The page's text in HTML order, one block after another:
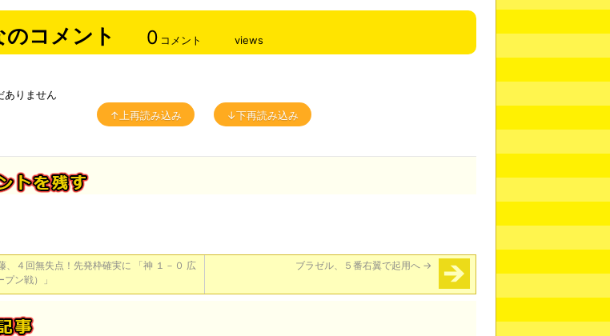
のコメント 0 コメント views
ありません
↑上再読み込み
↓下再読み込み
、４回無失点！先発枠確実に 「神 １－０ 広
プン戦）」
ブラゼル、５番右翼で起用へ →